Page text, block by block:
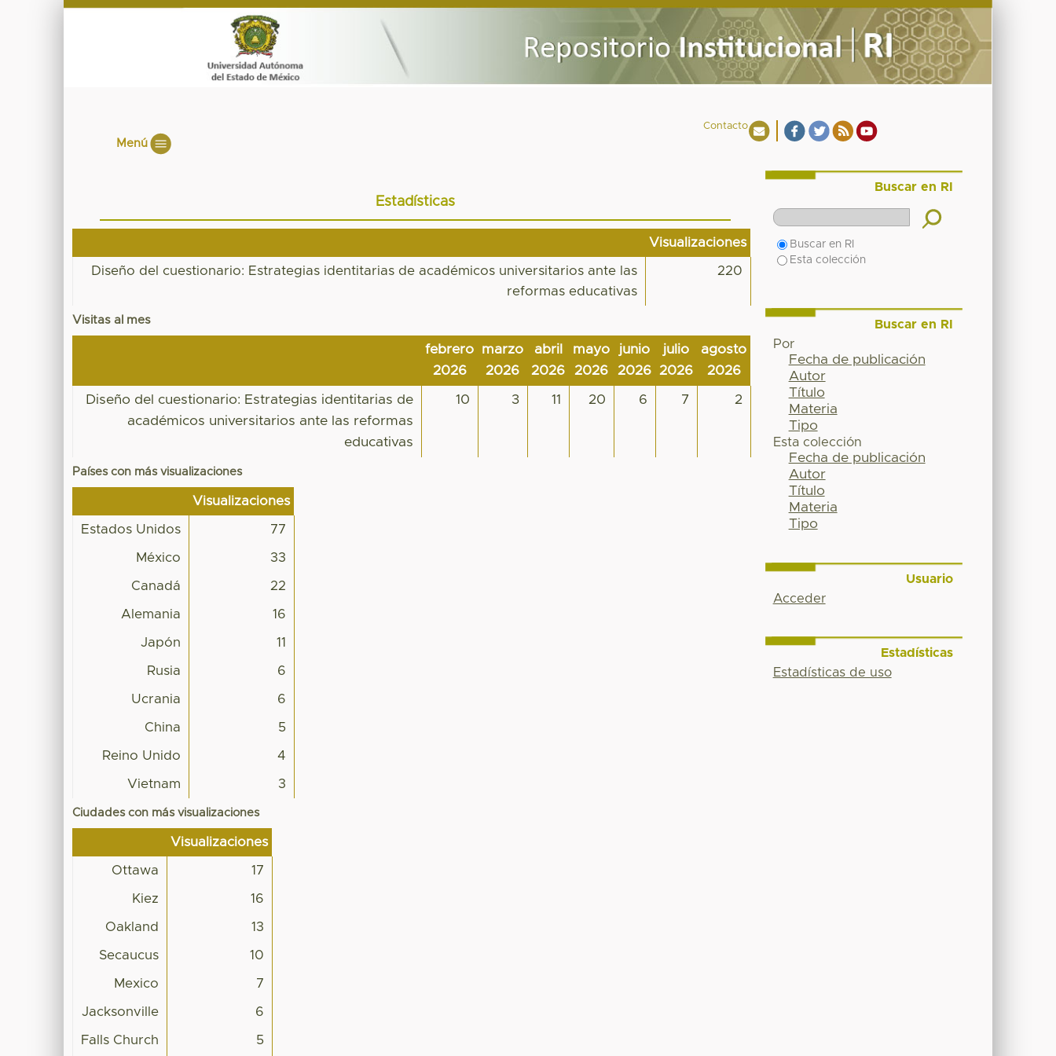
Contacto
Menú
Estadísticas
Visualizaciones
Diseño del cuestionario: Estrategias identitarias de académicos universitarios ante las
reformas educativas
220
Visitas al mes
febrero
2026
marzo
2026
abril
2026
mayo
2026
junio
2026
julio
2026
agosto
2026
Diseño del cuestionario: Estrategias identitarias de
académicos universitarios ante las reformas
educativas
10 3 11 20 6 7 2
Países con más visualizaciones
Visualizaciones
Estados Unidos 77
México 33
Canadá 22
Alemania 16
Japón 11
Rusia 6
Ucrania 6
China 5
Reino Unido 4
Vietnam 3
Ciudades con más visualizaciones
Visualizaciones
Ottawa 17
Kiez 16
Oakland 13
Secaucus 10
Mexico 7
Jacksonville 6
Falls Church 5
Buscar en RI
Buscar en RI
Esta colección
Buscar en RI
Por
Fecha de publicación
Autor
Título
Materia
Tipo
Esta colección
Fecha de publicación
Autor
Título
Materia
Tipo
Usuario
Acceder
Estadísticas
Estadísticas de uso